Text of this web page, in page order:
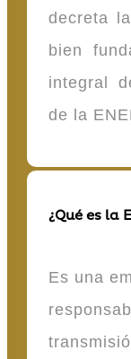
decreta
bien
integral
de la
¿Qué es la
Es una